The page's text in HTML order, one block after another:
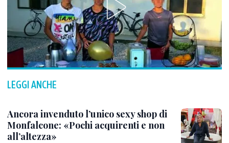
LEGGI ANCHE
Ancora invenduto l’unico sexy shop di
Monfalcone: «Pochi acquirenti e non
all’altezza»